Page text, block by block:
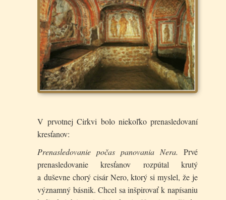
V prvotnej Cirkvi bolo niekoľko prenasledovaní
kres­ťanov:
Prenasledovanie počas panovania Nera. Prvé
prenasle­dovanie kresťanov rozpútal krutý
a duševne chorý cisár Nero, ktorý si myslel, že je
významný básnik. Chcel sa inšpirovať k napísaniu